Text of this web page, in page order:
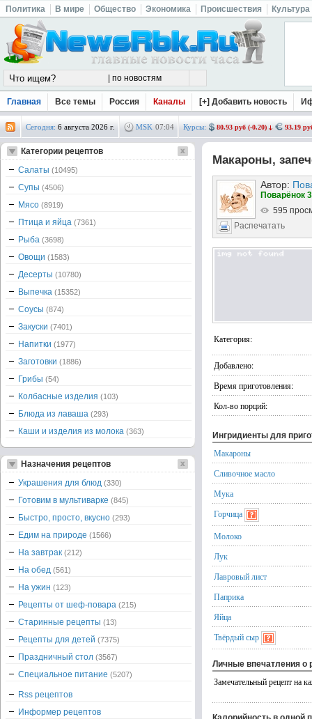
Политика В мире Общество Экономика Происшествия Культура
Главная Все темы Россия Каналы [+] Добавить новость
Сегодня: 6 августа 2026 г. MSK 07:04 Курсы: 80.93 руб (-0.20) 93.19
Макароны,
Автор:
Поварёнок
595
Распечатать
Категория:
Добавлено:
Время приготовления:
Кол-во порций:
Ингридиенты для
Макароны
Сливочное масло
Мука
Горчица
Молоко
Лук
Лавровый лист
Паприка
Яйца
Твёрдый сыр
Личные впечатления о
Замечательный рецепт на
Категории рецептов
Салаты (10495)
Супы (4506)
Мясо (8919)
Птица и яйца (7361)
Рыба (3698)
Овощи (1583)
Десерты (10780)
Выпечка (15352)
Соусы (874)
Закуски (7401)
Напитки (1977)
Заготовки (1886)
Грибы (54)
Колбасные изделия (103)
Блюда из лаваша (293)
Каши и изделия из молока (363)
Назначения рецептов
Украшения для блюд (330)
Готовим в мультиварке (845)
Быстро, просто, вкусно (293)
Едим на природе (1566)
На завтрак (212)
На обед (561)
На ужин (123)
Рецепты от шеф-повара (215)
Старинные рецепты (13)
Рецепты для детей (7375)
Праздничный стол (3567)
Специальное питание (5207)
Rss рецептов
Информер рецептов